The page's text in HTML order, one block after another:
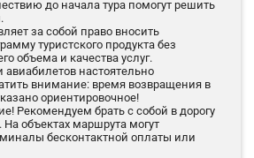
до начала тура помогут решить
за собой право вносить
туристского продукта без
объема и качества услуг.
настоятельно
внимание: время возвращения в
ориентировочное!
Рекомендуем брать с собой в дорогу
объектах маршрута могут
бесконтактной оплаты или